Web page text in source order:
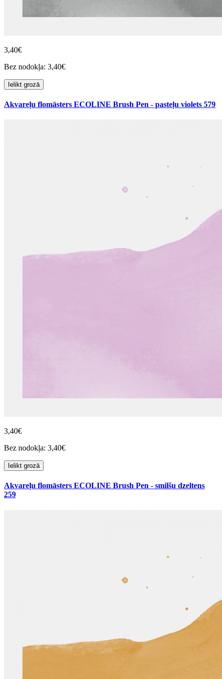
3,40€
Bez nodokļa: 3,40€
Ielikt grozā
Akvareļu flomāsters ECOLINE Brush Pen - pasteļu violets 579
3,40€
Bez nodokļa: 3,40€
Ielikt grozā
Akvareļu flomāsters ECOLINE Brush Pen - smilšu dzeltens
259